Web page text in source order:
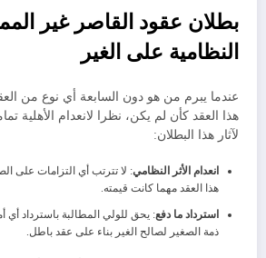
​بطلان عقود القاصر غير
النظامية على الغير
​عندما يبرم من هو دون السابعة أي نوع من
هذا العقد كأن لم يكن، نظرا لانعدام الأهلية
لآثار هذا البطلان:
​انعدام الأثر النظامي: لا تترتب أي التزامات على
هذا العقد مهما كانت قيمته.
​استرداد ما دفع: يحق للولي المطالبة باسترداد
ذمة الصغير لصالح الغير بناء على عقد باطل.